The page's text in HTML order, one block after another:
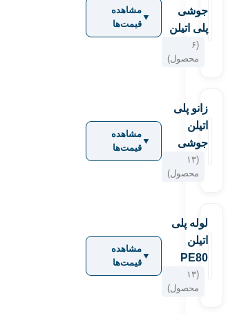
جوشی
پلی اتیلن
(۶
محصول)
▼
مشاهده
قیمت‌ها
زانو پلی
اتیلن
جوشی
(۱۳
محصول)
▼
مشاهده
قیمت‌ها
لوله پلی
اتیلن
PE80
(۱۳
محصول)
▼
مشاهده
قیمت‌ها